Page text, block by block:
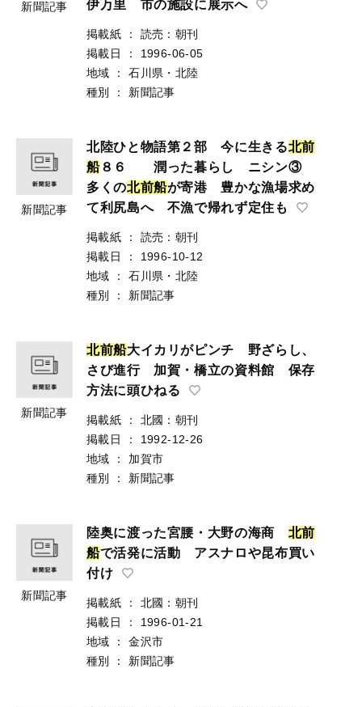
新聞記事
伊万里 市の施設に展示へ
掲載紙 ：
読売：朝刊
掲載日
：
1996-06-05
地域
：
石川県・北陸
種別
： 新聞記事
新聞記事
北陸ひと物語第２部 今に生きる北前
船８６ 潤った暮らし ニシン③
多くの北前船が寄港 豊かな漁場求め
て利尻島へ 不漁で帰れず定住も
掲載紙 ：
読売：朝刊
掲載日
：
1996-10-12
地域
：
石川県・北陸
種別
： 新聞記事
新聞記事
北前船大イカリがピンチ 野ざらし、
さび進行 加賀・橋立の資料館 保存
方法に頭ひねる
掲載紙 ：
北國：朝刊
掲載日
：
1992-12-26
地域
：
加賀市
種別
： 新聞記事
新聞記事
陸奥に渡った宮腰・大野の海商 北前
船で活発に活動 アスナロや昆布買い
付け
掲載紙 ：
北國：朝刊
掲載日
：
1996-01-21
地域
：
金沢市
種別
： 新聞記事